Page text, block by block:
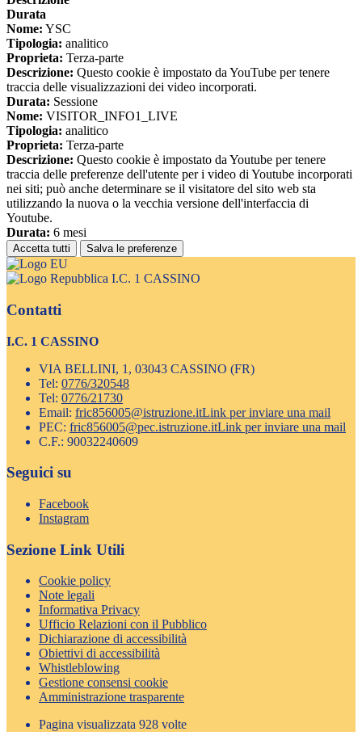
Durata
Nome: YSC
Tipologia: analitico
Proprieta: Terza-parte
Descrizione: Questo cookie è impostato da YouTube per tenere
traccia delle visualizzazioni dei video incorporati.
Durata: Sessione
Nome: VISITOR_INFO1_LIVE
Tipologia: analitico
Proprieta: Terza-parte
Descrizione: Questo cookie è impostato da Youtube per tenere
traccia delle preferenze dell'utente per i video di Youtube incorporati
nei siti; può anche determinare se il visitatore del sito web sta
utilizzando la nuova o la vecchia versione dell'interfaccia di
Youtube.
Durata: 6 mesi
Accetta tutti Salva le preferenze
I.C. 1 CASSINO
Contatti
I.C. 1 CASSINO
VIA BELLINI, 1, 03043 CASSINO (FR)
Tel: 0776/320548
Tel: 0776/21730
Email: fric856005@istruzione.itLink per inviare una mail
PEC: fric856005@pec.istruzione.itLink per inviare una mail
C.F.: 90032240609
Seguici su
Facebook
Instagram
Sezione Link Utili
Cookie policy
Note legali
Informativa Privacy
Ufficio Relazioni con il Pubblico
Dichiarazione di accessibilità
Obiettivi di accessibilità
Whistleblowing
Gestione consensi cookie
Amministrazione trasparente
Pagina visualizzata 928 volte